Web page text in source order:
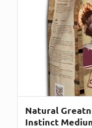
Natural
Instinct